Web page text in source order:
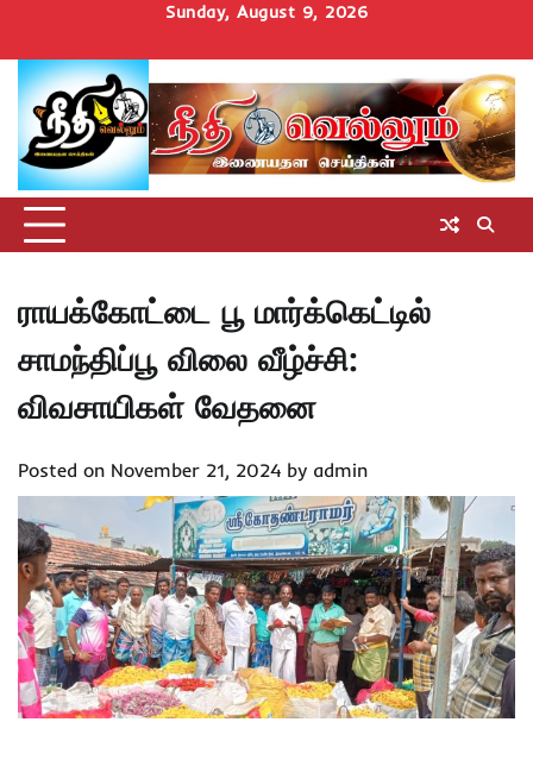
content
Sunday, August 9, 2026
Homeசெய்திகள்
தமிழ்நாடுமாவட்டச்செய்திகள்
அரசியல்ஆன்மிகம்
சட்டம்
அறிவோம்
சினிமாUncategorized
ராயக்கோட்டை பூ மார்க்கெட்டில்
சாமந்திப்பூ விலை வீழ்ச்சி:
விவசாயிகள் வேதனை
Posted on November 21, 2024 by admin